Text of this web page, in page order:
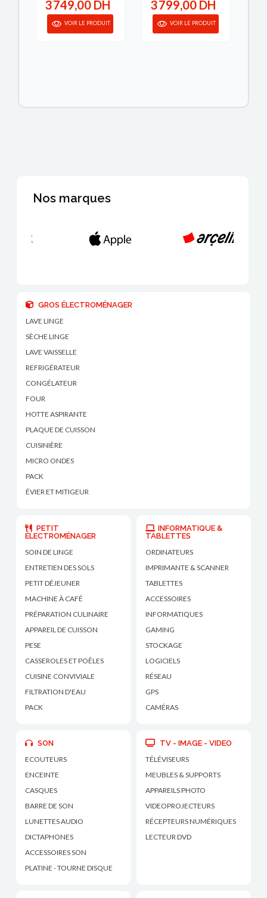
3 749,00 DH
VOIR LE PRODUIT
3 799,00 DH
VOIR LE PRODUIT
Nos marques
GROS ÉLECTROMÉNAGER
LAVE LINGE
SÈCHE LINGE
LAVE VAISSELLE
REFRIGÉRATEUR
CONGÉLATEUR
FOUR
HOTTE ASPIRANTE
PLAQUE DE CUISSON
CUISINIÈRE
MICRO ONDES
PACK
ÉVIER ET MITIGEUR
PETIT
ÉLECTROMÉNAGER
SOIN DE LINGE
ENTRETIEN DES SOLS
PETIT DÉJEUNER
MACHINE À CAFÉ
PRÉPARATION CULINAIRE
APPAREIL DE CUISSON
PESE
CASSEROLES ET POÊLES
CUISINE CONVIVIALE
FILTRATION D'EAU
PACK
INFORMATIQUE &
TABLETTES
ORDINATEURS
IMPRIMANTE & SCANNER
TABLETTES
ACCESSOIRES
INFORMATIQUES
GAMING
STOCKAGE
LOGICIELS
RÉSEAU
GPS
CAMÉRAS
SON
ECOUTEURS
ENCEINTE
CASQUES
BARRE DE SON
LUNETTES AUDIO
DICTAPHONES
ACCESSOIRES SON
PLATINE - TOURNE DISQUE
TV - IMAGE - VIDEO
TÉLÉVISEURS
MEUBLES & SUPPORTS
APPAREILS PHOTO
VIDEOPROJECTEURS
RÉCEPTEURS NUMÉRIQUES
LECTEUR DVD